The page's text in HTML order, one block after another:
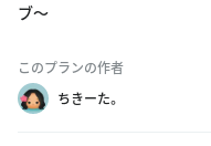
ブ〜
このプランの作者
ちきーた。